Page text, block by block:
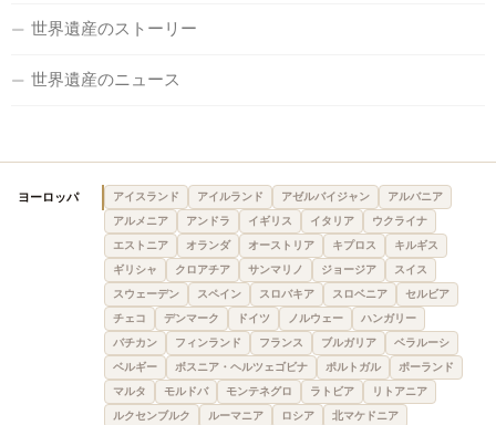
世界遺産のストーリー
世界遺産のニュース
ヨーロッパ アイスランド アイルランド アゼルバイジャン
アルバニア
アルメニア
アンドラ イギリス イタリア
ウクライナ
エストニア
オランダ オーストリア キプロス
キルギス
ギリシャ
クロアチア サンマリノ ジョージア
スイス
スウェーデン
スペイン スロバキア スロベニア
セルビア
チェコ
デンマーク ドイツ ノルウェー
ハンガリー
バチカン
フィンランド フランス ブルガリア
ベラルーシ
ベルギー
ボスニア・ヘルツェゴビナ ポルトガル
ポーランド
マルタ
モルドバ モンテネグロ ラトビア
リトアニア
ルクセンブルク
ルーマニア ロシア 北マケドニア